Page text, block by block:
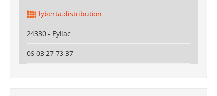
lyberta.distribution
24330 - Eyliac
06 03 27 73 37